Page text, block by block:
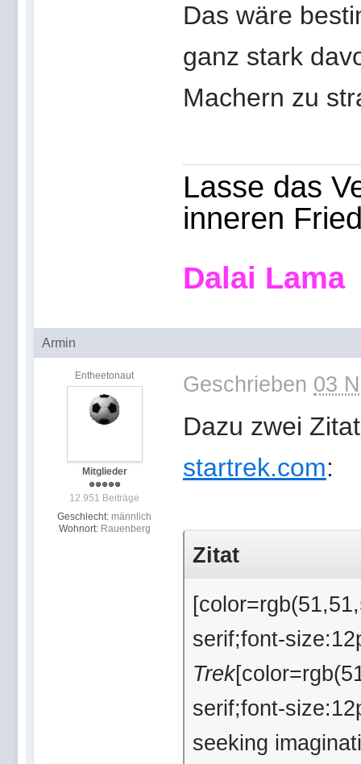
Das wäre
ganz stark
Machern zu
Lasse das
inneren
Dalai Lama
Armin
Entheetonaut
Mitglieder
12.951 Beiträge
Geschlecht: männlich
Wohnort: Rauenberg
Geschrieben 03
Dazu zwei
startrek.com:
Zitat
serif;font-
Trek
serif;font-
seeking